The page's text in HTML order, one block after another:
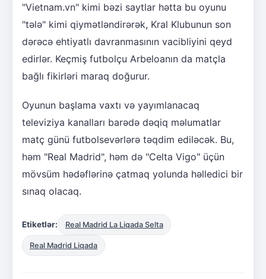
"Vietnam.vn" kimi bəzi saytlar hətta bu oyunu
"tələ" kimi qiymətləndirərək, Kral Klubunun son
dərəcə ehtiyatlı davranmasının vacibliyini qeyd
edirlər. Keçmiş futbolçu Arbeloanın da matçla
bağlı fikirləri maraq doğurur.
Oyunun başlama vaxtı və yayımlanacaq
televiziya kanalları barədə dəqiq məlumatlar
matç günü futbolsevərlərə təqdim ediləcək. Bu,
həm "Real Madrid", həm də "Celta Vigo" üçün
mövsüm hədəflərinə çatmaq yolunda həlledici bir
sınaq olacaq.
Etiketlər: Real Madrid La Liqada Selta
Real Madrid Liqada